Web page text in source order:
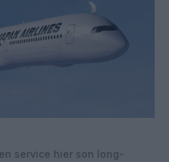
service hier son long-